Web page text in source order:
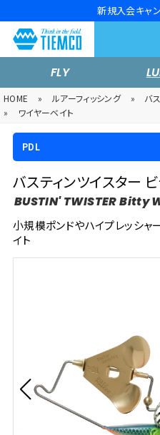
新規入会キャ
FLY
HOME » ルアーフィッシング » バ
»
ワイヤーベイト
PDL
バスティンツイスター
BUSTIN' TWISTER Bitty
小規模ポンドやハイプレッシ
イト